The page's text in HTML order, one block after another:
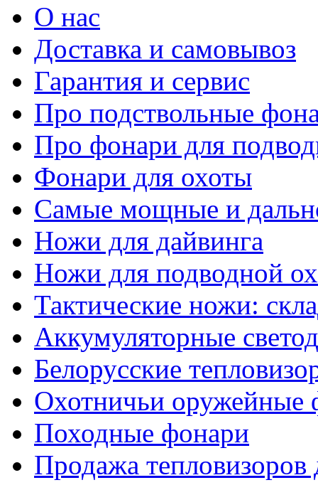
О нас
Доставка и самовывоз
Гарантия и сервис
Про подствольные
Про фонари для
Фонари для охоты
Самые мощные и
Ножи для дайвинга
Ножи для подводной
Тактические ножи:
Аккумуляторные
Белорусские
Охотничьи оружейные
Походные фонари
Продажа тепловизоров